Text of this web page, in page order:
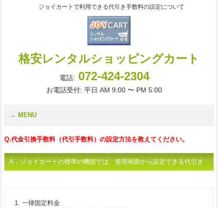
ジョイカートで利用できる代引き手数料の設定について
格安レンタルショッピングカート
電話: 072-424-2304
お電話受付: 平日 AM 9:00 〜 PM 5:00
MENU
Q.代金引換手数料（代引手数料）の設定方法を教えてください。
A．ジョイカートの標準の機能では、管理画面から設定できる代引き
1. 一律固定料金